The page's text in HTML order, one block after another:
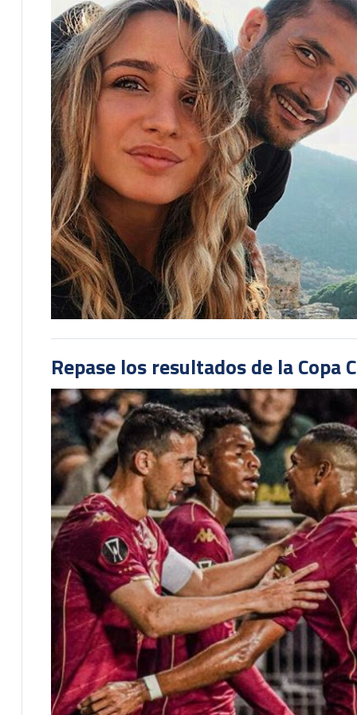
Repase los resultados de la Copa